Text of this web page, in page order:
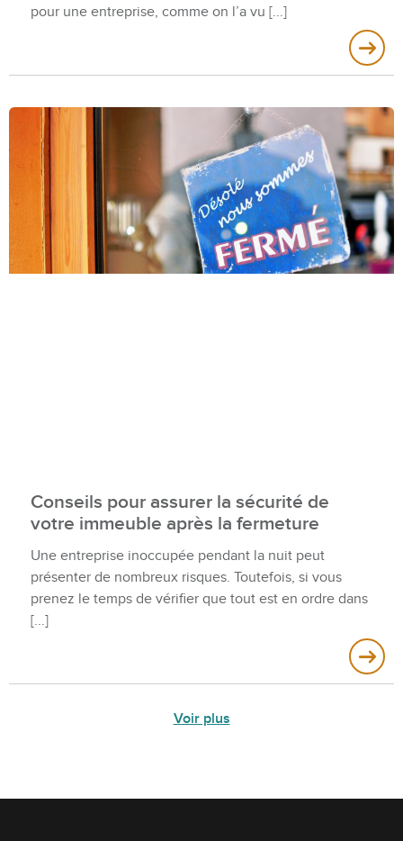
pour une entreprise, comme on l’a vu
Conseils pour assurer la sécurité de
votre immeuble après la fermeture
Une entreprise inoccupée pendant la nuit peut
présenter de nombreux risques. Toutefois, si vous
prenez le temps de vérifier que tout est en ordre dans
Voir plus